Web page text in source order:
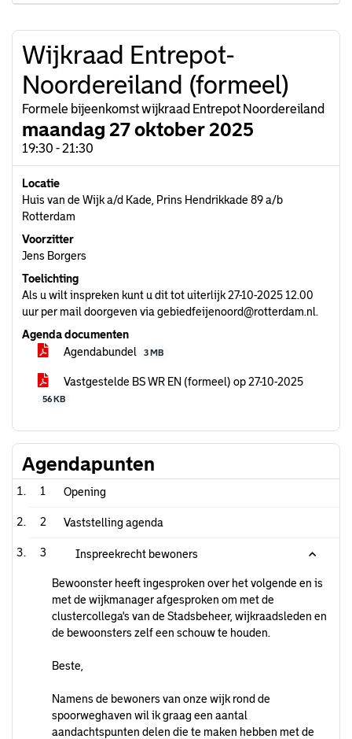
Wijkraad Entrepot-
Noordereiland (formeel)
Formele bijeenkomst wijkraad Entrepot Noordereiland
maandag 27 oktober 2025
19:30 - 21:30
Locatie
Huis van de Wijk a/d Kade, Prins Hendrikkade 89 a/b
Rotterdam
Voorzitter
Jens Borgers
Toelichting
Als u wilt inspreken kunt u dit tot uiterlijk 27-10-2025 12.00
uur per mail doorgeven via gebiedfeijenoord@rotterdam.nl.
Agenda documenten
Agendabundel
3 MB
Vastgestelde BS WR EN (formeel) op 27-10-2025
56 KB
Agendapunten
1 Opening
2 Vaststelling agenda
3 Inspreekrecht bewoners
Bewoonster heeft ingesproken over het volgende en is
met de wijkmanager afgesproken om met de
clustercollega's van de Stadsbeheer, wijkraadsleden en
de bewoonsters zelf een schouw te houden.
Beste,
Namens de bewoners van onze wijk rond de
spoorweghaven wil ik graag een aantal
aandachtspunten delen die te maken hebben met de